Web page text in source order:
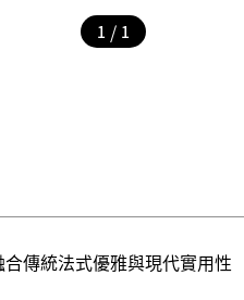
1 / 1
傳統法式優雅與現代實用性